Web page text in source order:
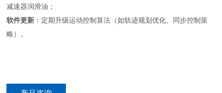
减速器润滑油；
软件更新 ：定期升级运动控制算法（如轨迹规划优化、同步控制策
略）。